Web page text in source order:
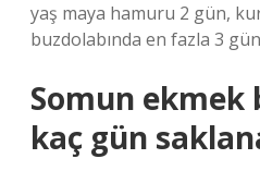
yaş maya hamuru 2 gün,
buzdolabında en fazla 3
Somun ekmek
kaç gün